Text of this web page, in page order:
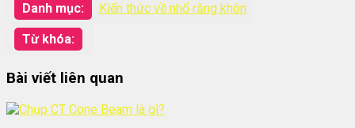
Danh mục: Kiến thức về nhổ răng khôn
Từ khóa:
Bài viết liên quan